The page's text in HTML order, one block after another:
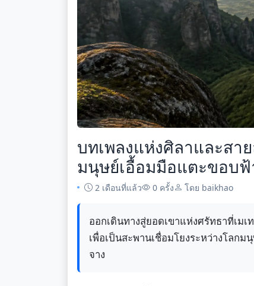
บทเพลงแห่งศิลาและสา
มนุษย์เอื้อมมือแตะขอบฟ้
2 เดือนที่แล้ว 0 ครั้ง โดย baikhao
ออกเดินทางสู่ยอดเขาแห่งศรัทธาที่เม
เพื่อเป็นสะพานเชื่อมโยงระหว่างโลก
จาง